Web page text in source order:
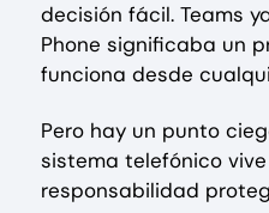
decisión fácil. Teams
Phone significaba un
funciona desde
Pero hay un punto
sistema telefónico
responsabilidad